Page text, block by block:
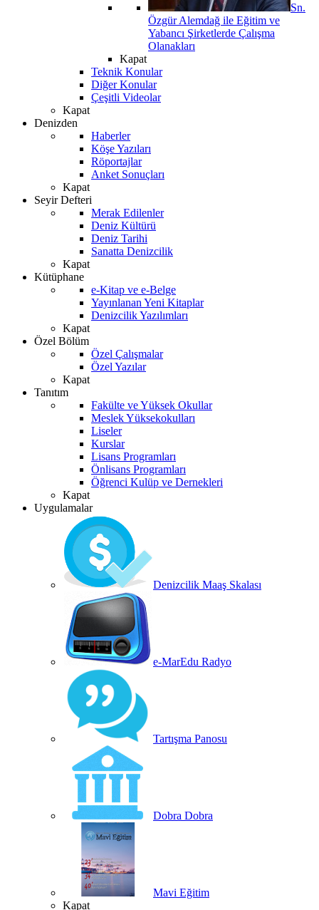
Sn.
Özgür Alemdağ ile Eğitim ve
Yabancı Şirketlerde Çalışma
Olanakları
Kapat
Teknik Konular
Diğer Konular
Çeşitli Videolar
Kapat
Denizden
Haberler
Köşe Yazıları
Röportajlar
Anket Sonuçları
Kapat
Seyir Defteri
Merak Edilenler
Deniz Kültürü
Deniz Tarihi
Sanatta Denizcilik
Kapat
Kütüphane
e-Kitap ve e-Belge
Yayınlanan Yeni Kitaplar
Denizcilik Yazılımları
Kapat
Özel Bölüm
Özel Çalışmalar
Özel Yazılar
Kapat
Tanıtım
Fakülte ve Yüksek Okullar
Meslek Yüksekokulları
Liseler
Kurslar
Lisans Programları
Önlisans Programları
Öğrenci Kulüp ve Dernekleri
Kapat
Uygulamalar
Denizcilik Maaş Skalası
e-MarEdu Radyo
Tartışma Panosu
Dobra Dobra
Mavi Eğitim
Kapat